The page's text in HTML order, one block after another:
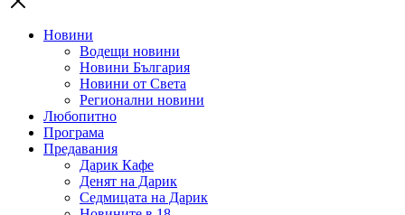
Новини
Водещи новини
Новини България
Новини от Света
Регионални новини
Любопитно
Програма
Предавания
Дарик Кафе
Денят на Дарик
Седмицата на Дарик